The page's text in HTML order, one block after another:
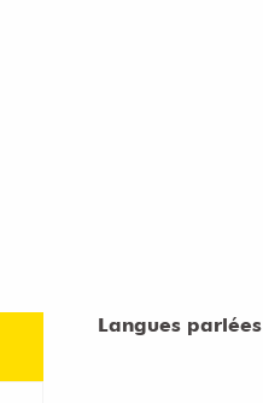
Langues parlées
Langues parlées